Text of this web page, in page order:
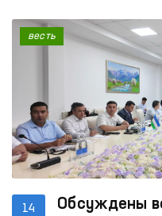
государств.
14
Обсуждены
весть